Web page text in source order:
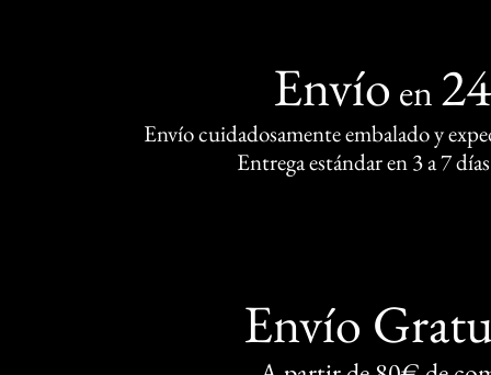
Envío en
Envío cuidadosamente embalado y
Entrega estándar en 3 a 7
Envío